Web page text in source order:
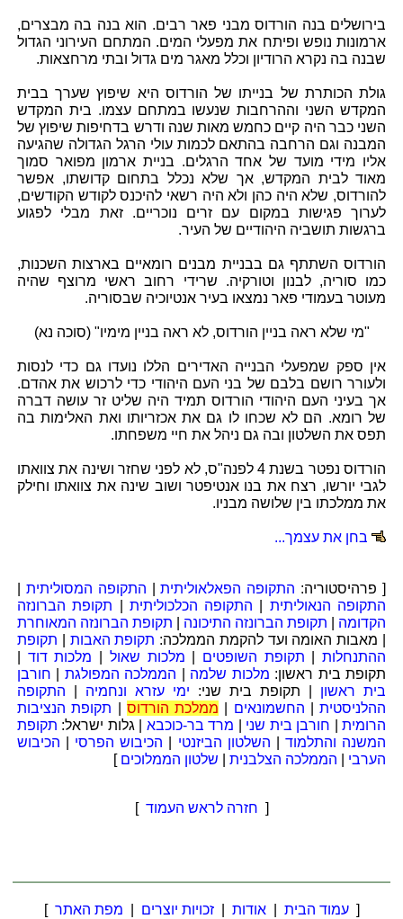
בירושלים בנה הורדוס מבני פאר רבים. הוא בנה בה מבצרים,
ארמונות נופש ופיתח את מפעלי המים. המתחם העירוני הגדול
שבנה בה נקרא הרודיון וכלל מאגר מים גדול ובתי מרחצאות.
גולת הכותרת של בנייתו של הורדוס היא שיפוץ שערך בבית
המקדש השני וההרחבות שנעשו במתחם עצמו. בית המקדש
השני כבר היה קיים כחמש מאות שנה ודרש בדחיפות שיפוץ של
המבנה וגם הרחבה בהתאם לכמות עולי הרגל הגדולה שהגיעה
אליו מידי מועד של אחד הרגלים. בניית ארמון מפואר סמוך
מאוד לבית המקדש, אך שלא נכלל בתחום קדושתו, אפשר
להורדוס, שלא היה כהן ולא היה רשאי להיכנס לקודש הקודשים,
לערוך פגישות במקום עם זרים נוכריים. זאת מבלי לפגוע
ברגשות תושביה היהודיים של העיר.
הורדוס השתתף גם בבניית מבנים רומאיים בארצות השכנות,
כמו סוריה, לבנון וטורקיה. שרידי רחוב ראשי מרוצף שהיה
מעוטר בעמודי פאר נמצאו בעיר אנטיוכיה שבסוריה.
"מי שלא ראה בניין הורדוס, לא ראה בניין מימיו" (סוכה נא)
אין ספק שמפעלי הבנייה האדירים הללו נועדו גם כדי לנסות
ולעורר רושם בלבם של בני העם היהודי כדי לרכוש את אהדם.
אך בעיני העם היהודי הורדוס תמיד היה שליט זר עושה דברה
של רומא. הם לא שכחו לו גם את אכזריותו ואת האלימות בה
תפס את השלטון ובה גם ניהל את חיי משפחתו.
הורדוס נפטר בשנת 4 לפנה"ס, לא לפני שחזר ושינה את צוואתו
לגבי יורשו, רצח את בנו אנטיפטר ושוב שינה את צוואתו וחילק
את ממלכתו בין שלושה מבניו.
בחן את עצמך...
[ פרהיסטוריה: התקופה הפאלאוליתית| התקופה המסוליתית
התקופה הנאוליתית
התקופה הכלכוליתית
תקופת הברונזה
הקדומה
תקופת הברונזה התיכונה
תקופת הברונזה המאוחרת
| מאבות האומה ועד להקמת הממלכה: תקופת האבות
תקופת
ההתנחלות| תקופת השופטים מלכות שאול מלכות דוד
תקופת בית ראשון: מלכות שלמה הממלכה המפולגת
חורבן
בית ראשון | תקופת בית שני: ימי עזרא ונחמיה
התקופה
ההלניסטית
החשמונאים ממלכת הורדוס
תקופת הנציבות
הרומית| חורבן בית שני מרד בר-כוכבא | גלות ישראל: תקופת
המשנה והתלמוד
השלטון הביזנטי הכיבוש הפרסי
הכיבוש
הערבי
הממלכה הצלבנית שלטון הממלוכים ]
[ חזרה לראש העמוד ]
[ עמוד הבית אודות זכויות יוצרים מפת האתר ]